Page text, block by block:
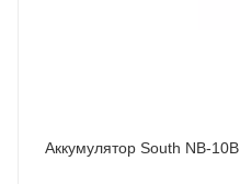
Аккумулятор South NB-10B